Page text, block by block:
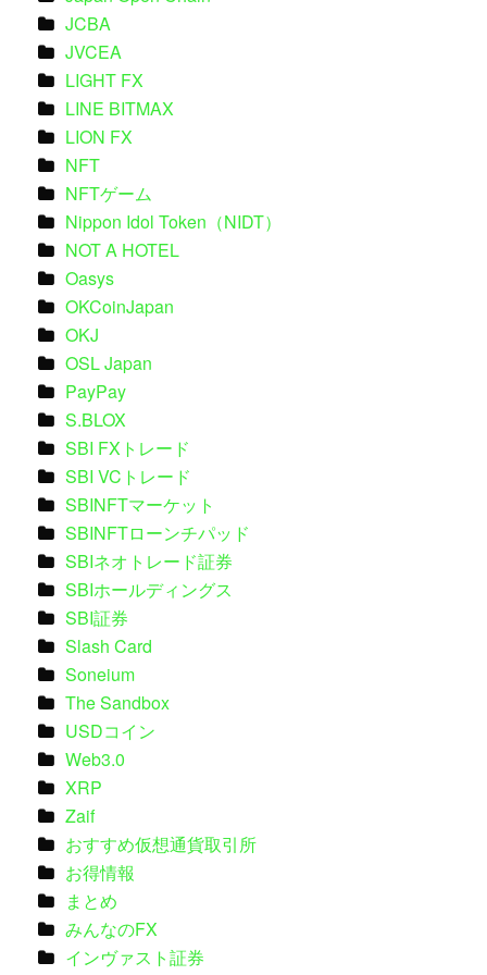
JCBA
JVCEA
LIGHT FX
LINE BITMAX
LION FX
NFT
NFTゲーム
Nippon Idol Token（NIDT）
NOT A HOTEL
Oasys
OKCoinJapan
OKJ
OSL Japan
PayPay
S.BLOX
SBI FXトレード
SBI VCトレード
SBINFTマーケット
SBINFTローンチパッド
SBIネオトレード証券
SBIホールディングス
SBI証券
Slash Card
Soneium
The Sandbox
USDコイン
Web3.0
XRP
Zaif
おすすめ仮想通貨取引所
お得情報
まとめ
みんなのFX
インヴァスト証券